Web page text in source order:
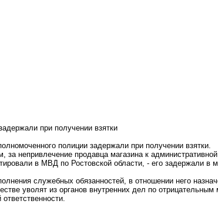
при получении взятки
полиции задержали при получении взятки.
непривлечение продавца магазина к административной
в МВД по Ростовской области, - его задержали в
служебных обязанностей, в отношении него
уволят из органов внутренних дел по